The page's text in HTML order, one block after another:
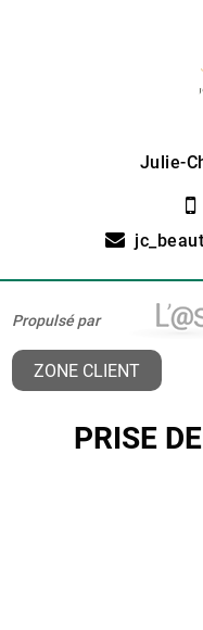
Julie-
Propulsé par
ZONE CLIENT
PRISE